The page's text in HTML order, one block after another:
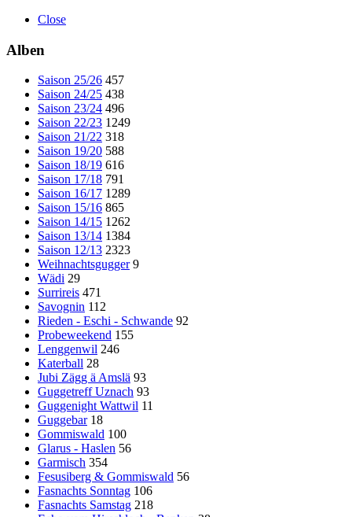
Close
Alben
Saison 25/26 457
Saison 24/25 438
Saison 23/24 496
Saison 22/23 1249
Saison 21/22 318
Saison 19/20 588
Saison 18/19 616
Saison 17/18 791
Saison 16/17 1289
Saison 15/16 865
Saison 14/15 1262
Saison 13/14 1384
Saison 12/13 2323
Weihnachtsgugger 9
Wädi 29
Surrireis 471
Savognin 112
Rieden - Eschi - Schwande 92
Probeweekend 155
Lenggenwil 246
Katerball 28
Jubi Zägg ä Amslä 93
Guggetreff Uznach 93
Guggenight Wattwil 11
Guggebar 18
Gommiswald 100
Glarus - Haslen 56
Garmisch 354
Fesusiberg & Gommiswald 56
Fasnachts Sonntag 106
Fasnachts Samstag 218